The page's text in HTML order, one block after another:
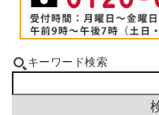
キーワード検索